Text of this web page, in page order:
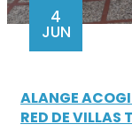
4
JUN
ALANGE
RED DE VILLAS